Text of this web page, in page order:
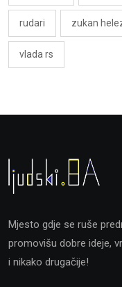
rudari zukan
vlada rs
Mjesto gdje se ruše
promovišu dobre ideje,
i nikako drugačije!